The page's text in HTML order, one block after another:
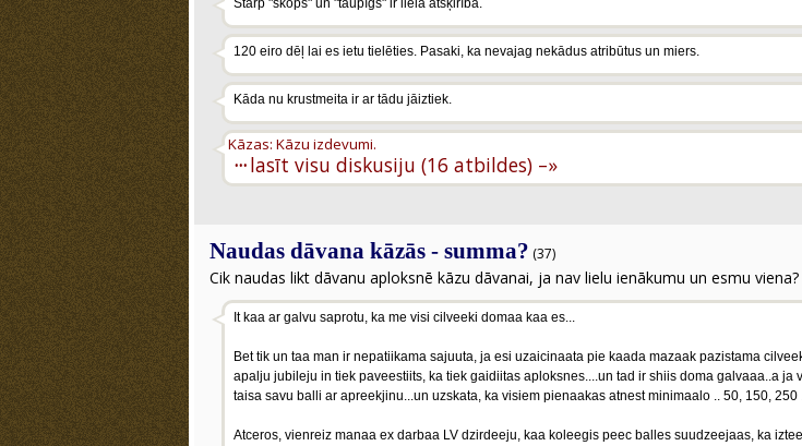
Starp "skops" un "taupīgs" ir liela atšķirība.
120 eiro dēļ lai es ietu tielēties. Pasaki, ka nevajag nekādus atribūtus un miers.
Kāda nu krustmeita ir ar tādu jāiztiek.
···
Kāzas: Kāzu izdevumi.
lasīt visu diskusiju (16 atbildes) –»
Naudas dāvana kāzās - summa? (37)
Cik naudas likt dāvanu aploksnē kāzu dāvanai, ja nav lielu ienākumu un esmu viena?
It kaa ar galvu saprotu, ka me visi cilveeki domaa kaa es...
Bet tik un taa man ir nepatiikama sajuuta, ja esi uzaicinaata pie kaada mazaak pazistama
apalju jubileju in tiek paveestiits, ka tiek gaidiitas aploksnes....un tad ir shiis doma galvaaa..a ja
taisa savu balli ar apreekjinu...un uzskata, ka visiem pienaakas atnest minimaalo .. 50, 150, 250
Atceros, vienreiz manaa ex darbaa LV dzirdeeju, kaa koleegis peec balles suudzeejaas, ka